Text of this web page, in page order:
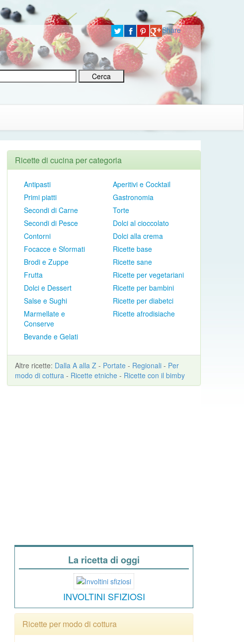
Share
Ricette di cucina per categoria
Antipasti
Primi piatti
Secondi di Carne
Secondi di Pesce
Contorni
Focacce e Sformati
Brodi e Zuppe
Frutta
Dolci e Dessert
Salse e Sughi
Marmellate e
Conserve
Bevande e Gelati
Aperitivi e Cocktail
Gastronomia
Torte
Dolci al cioccolato
Dolci alla crema
Ricette base
Ricette sane
Ricette per vegetariani
Ricette per bambini
Ricette per diabetci
Ricette afrodisiache
Altre ricette: Dalla A alla Z - Portate - Regionali - Per
modo di cottura - Ricette etniche - Ricette con il bimby
La ricetta di oggi
INVOLTINI SFIZIOSI
Ricette per modo di cottura